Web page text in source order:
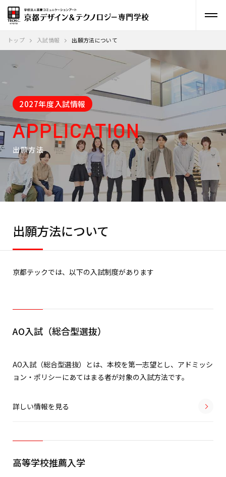
トップ 入試情報 出願方法について
2027年度入試情報
APPLICATION
出願方法
出願方法について
京都テックでは、以下の入試制度があります
AO入試（総合型選抜）
AO入試（総合型選抜）とは、本校を第一志望とし、アドミッシ
ョン・ポリシーにあてはまる者が対象の入試方法です。
詳しい情報を見る
高等学校推薦入学